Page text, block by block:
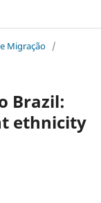
Migração /
Brazil:
ethnicity